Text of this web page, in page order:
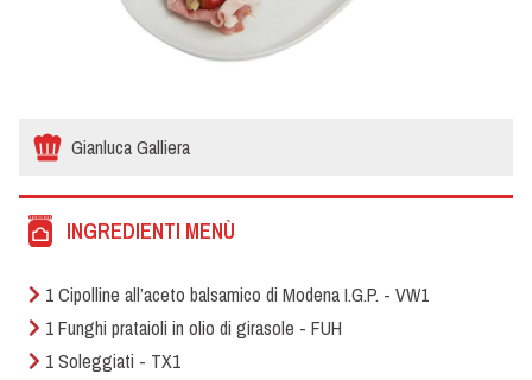
Gianluca Galliera
INGREDIENTI MENÙ
1 Cipolline all’aceto balsamico di Modena I.G.P. - VW1
1 Funghi prataioli in olio di girasole - FUH
1 Soleggiati - TX1